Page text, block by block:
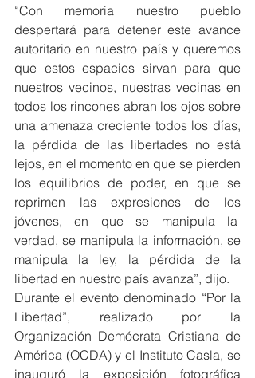
“Con memoria nuestro pueblo
despertará para detener este avance
autoritario en nuestro país y queremos
que estos espacios sirvan para que
nuestros vecinos, nuestras vecinas en
todos los rincones abran los ojos sobre
una amenaza creciente todos los días,
la pérdida de las libertades no está
lejos, en el momento en que se pierden
los equilibrios de poder, en que se
reprimen las expresiones de los
jóvenes, en que se manipula la
verdad, se manipula la información, se
manipula la ley, la pérdida de la
libertad en nuestro país avanza”, dijo.
Durante el evento denominado “Por la
Libertad”, realizado por la
Organización Demócrata Cristiana de
América (OCDA) y el Instituto Casla, se
inauguró la exposición fotográfica